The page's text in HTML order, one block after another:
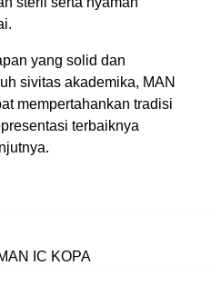
yang solid dan
sivitas akademika, MAN
mempertahankan tradisi
terbaiknya
IC KOPA